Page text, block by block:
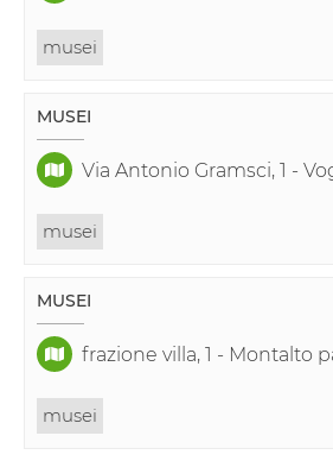
musei
MUSEI
Via Antonio Gramsci, 1 -
musei
MUSEI
frazione villa, 1 - Montalto
musei